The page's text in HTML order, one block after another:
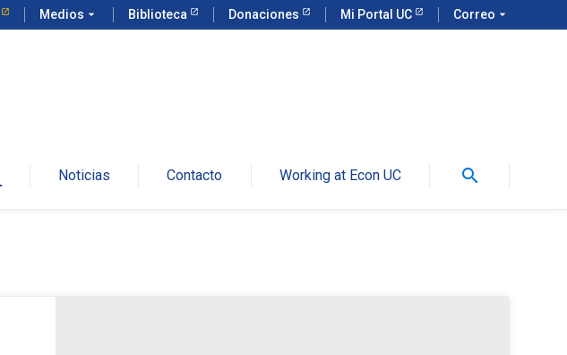
Medios arrow_drop_down Biblioteca Donaciones Mi Portal UC Correo arrow_drop_down
Noticias Contacto Working at Econ UC search